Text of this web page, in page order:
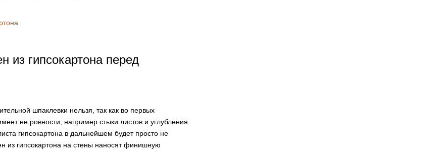
из гипсокартона перед
шпаклевки нельзя, так как во первых
не ровности, например стыки листов и углубления
гипсокартона в дальнейшем будет просто не
из гипсокартона на стены наносят финишную